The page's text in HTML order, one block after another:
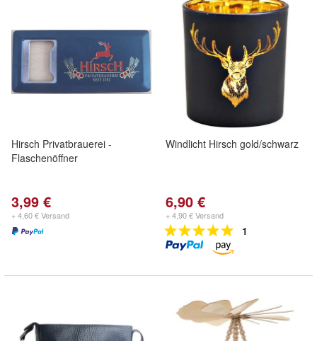
Hirsch Privatbrauerei -
Flaschenöffner
3,99 €
+ 4,60 € Versand
Windlicht Hirsch gold/schwarz
6,90 €
+ 4,90 € Versand
1